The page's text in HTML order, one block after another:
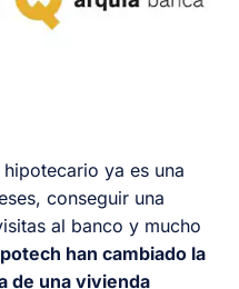
ya es una
conseguir una
al banco y mucho
han cambiado la
de una vivienda